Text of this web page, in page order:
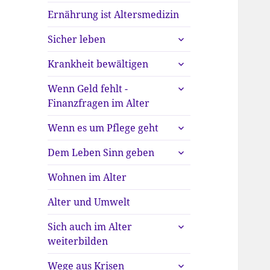
Ernährung ist Altersmedizin
Sicher leben
untermenü
anzeigen
Krankheit bewältigen
untermenü
anzeigen
Wenn Geld fehlt -
Finanzfragen im Alter
untermenü
Wenn es um Pflege geht
untermenü
anzeigen
Dem Leben Sinn geben
untermenü
anzeigen
Wohnen im Alter
Alter und Umwelt
Sich auch im Alter
weiterbilden
untermenü
Wege aus Krisen
untermenü